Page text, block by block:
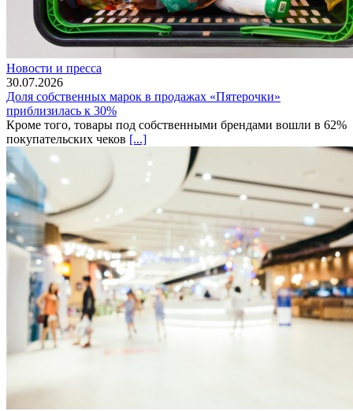
Новости и пресса
30.07.2026
Доля собственных марок в продажах «Пятерочки»
приблизилась к 30%
Кроме того, товары под собственными брендами вошли в 62%
покупательских чеков [...]